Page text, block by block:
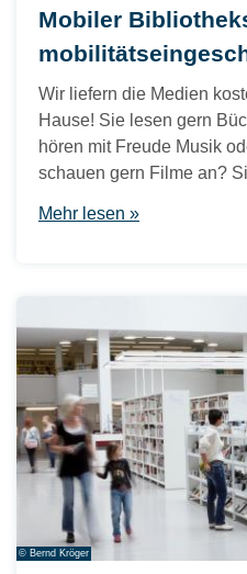
Mobiler
Wir liefern die Medien
Hause! Sie lesen gern
hören mit Freude Musik
schauen gern Filme an?
Mehr lesen »
© Bernd Kröger